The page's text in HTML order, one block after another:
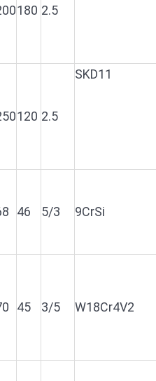
180 2.5
120 2.5
SKD11
46 5/3 9CrSi
45 3/5 W18Cr4V2